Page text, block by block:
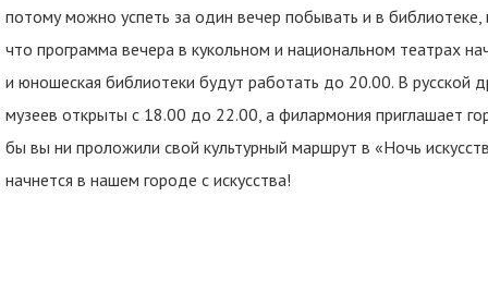
потому можно успеть за один вечер побывать и в
что программа вечера в кукольном и национальном театрах
и юношеская библиотеки будут работать до 20.00. В русской
музеев открыты с 18.00 до 22.00, а филармония приглашает
бы вы ни проложили свой культурный маршрут в «Ночь
начнется в нашем городе с искусства!